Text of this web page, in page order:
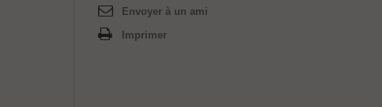
Envoyer à un ami
Imprimer